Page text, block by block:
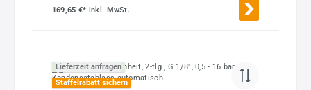
169,65 €* inkl. MwSt.
Lieferzeit anfragen
Staffelrabatt sichern